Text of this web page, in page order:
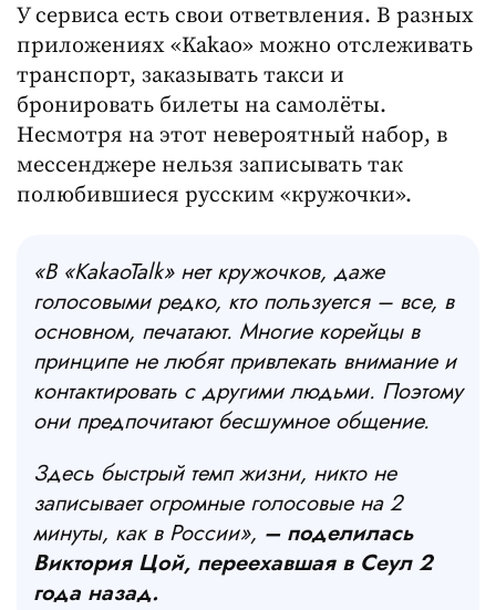
У сервиса есть свои ответвления. В разных
приложениях «Kakao» можно отслеживать
транспорт, заказывать такси и
бронировать билеты на самолёты.
Несмотря на этот невероятный набор, в
мессенджере нельзя записывать так
полюбившиеся русским «кружочки».
«В «KakaoTalk» нет кружочков, даже
голосовыми редко, кто пользуется – все, в
основном, печатают. Многие корейцы в
принципе не любят привлекать внимание и
контактировать с другими людьми. Поэтому
они предпочитают бесшумное общение.
Здесь быстрый темп жизни, никто не
записывает огромные голосовые на 2
минуты, как в России», – поделилась
Виктория Цой, переехавшая в Сеул 2
года назад.